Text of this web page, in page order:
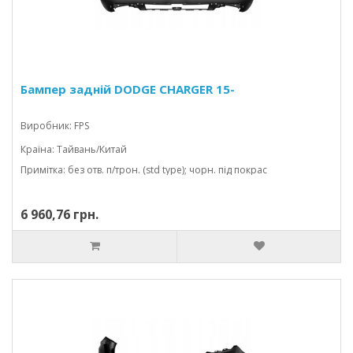
Бампер задній DODGE CHARGER 15-
Виробник: FPS
Країна: Тайвань/Китай
Примітка: без отв. п/трон. (std type); чорн. під покрас
6 960,76 грн.